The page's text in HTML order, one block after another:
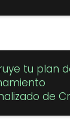
tu plan
de